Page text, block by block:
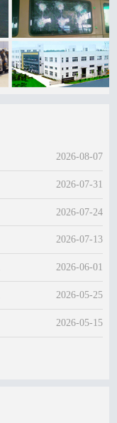
2026-08-07
2026-07-31
2026-07-24
2026-07-13
2026-06-01
2026-05-25
2026-05-15